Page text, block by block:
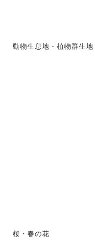
動物生息地・植物群生地
桜・春の花